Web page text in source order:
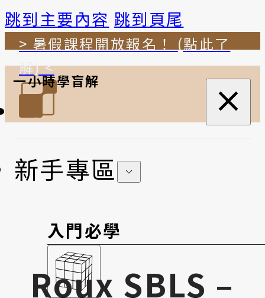
跳到主要內容 跳到頁尾
> 暑假課程開放報名！ (點此了
解) <
一小時學盲解
新手專區
入門必學
Roux SBLS –